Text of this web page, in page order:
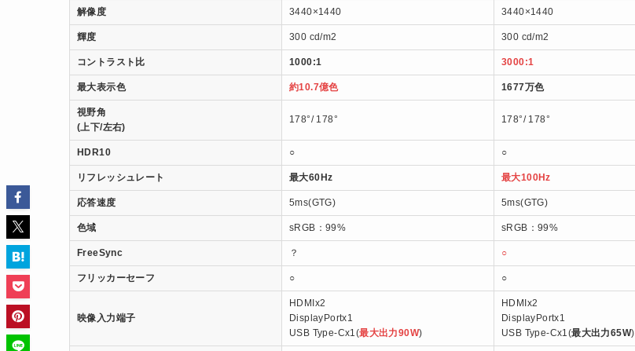
解像度 3440×1440 3440×1440
輝度 300 cd/m2 300 cd/m2
コントラスト比 1000:1 3000:1
最大表示色 約10.7億色 1677万色
視野角
(上下/左右)
178°/ 178° 178°/ 178°
HDR10 ○ ○
リフレッシュレート 最大60Hz 最大100Hz
応答速度 5ms(GTG) 5ms(GTG)
色域 sRGB：99% sRGB：99%
FreeSync ？ ○
フリッカーセーフ ○ ○
映像入力端子
HDMIx2
DisplayPortx1
USB Type-Cx1(最大出力90W)
HDMIx2
DisplayPortx1
USB Type-Cx1(最大出力65W)